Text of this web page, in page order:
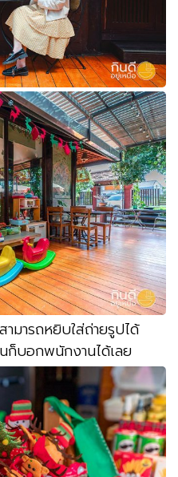
มารถหยิบใส่ถ่ายรูปได้
ก็บอกพนักงานได้เลย